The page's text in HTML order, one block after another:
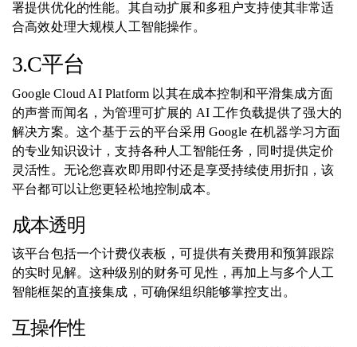
署提供优化的性能。其自动扩展和多租户支持使其非常适
合高效处理大规模人工智能操作。
3.C平台
Google Cloud AI Platform 以其在成本控制和平滑集成方面
的声誉而闻名，为管理可扩展的 AI 工作负载提供了强大的
解决方案。这个基于云的平台采用 Google 在机器学习方面
的专业知识设计，支持各种人工智能任务，同时提供定价
灵活性。无论您喜欢即用即付还是享受持续使用折扣，该
平台都可以让您更轻松地控制成本。
成本透明
该平台包括一个计费仪表板，可提供有关费用和预算跟踪
的实时见解。这种级别的财务可见性，再加上与多个人工
智能框架的直接集成，可确保组织能够掌控支出。
互操作性